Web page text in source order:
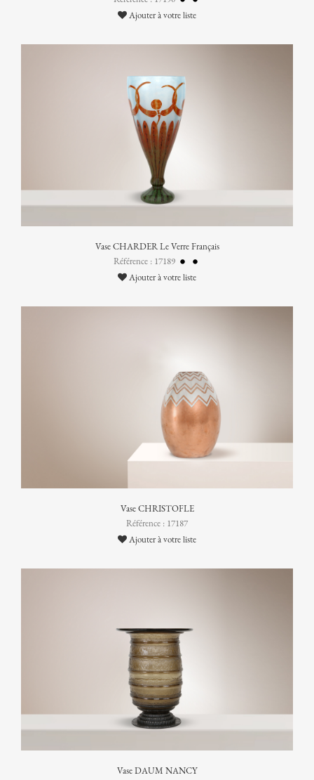
Ajouter à votre liste
Vase CHARDER Le Verre Français
Référence : 17189
Ajouter à votre liste
Vase CHRISTOFLE
Référence : 17187
Ajouter à votre liste
Vase DAUM NANCY